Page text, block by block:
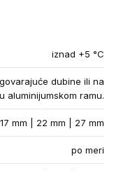
iznad +5 °C
dubine ili na
aluminijumskom ramu.
mm | 22 mm | 27 mm
po meri